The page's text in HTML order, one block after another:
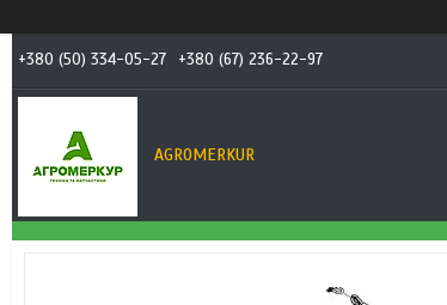
+380 (50) 334-05-27 +380 (67) 236-22-97
AGROMERKUR